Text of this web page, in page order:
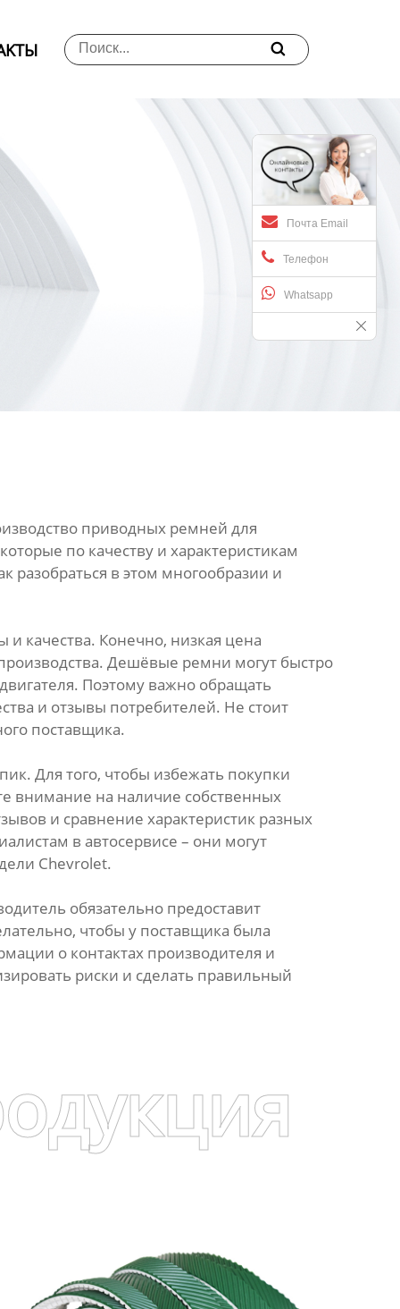

Почта Email
Телефон
Whatsapp
приводных ремней для
по качеству и характеристикам
разобраться в этом многообразии и
качества. Конечно, низкая цена
Дешёвые ремни могут быстро
Поэтому важно обращать
и отзывы потребителей. Не стоит
поставщика.
Для того, чтобы избежать покупки
внимание на наличие собственных
и сравнение характеристик разных
в автосервисе – они могут
Chevrolet.
обязательно предоставит
чтобы у поставщика была
о контактах производителя и
риски и сделать правильный